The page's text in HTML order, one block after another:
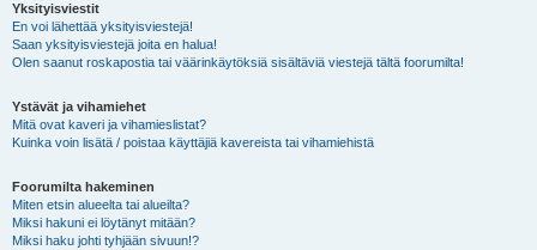
Yksityisviestit
En voi lähettää yksityisviestejä!
Saan yksityisviestejä joita en halua!
Olen saanut roskapostia tai väärinkäytöksiä sisältäviä viestejä tältä foorumilta!
Ystävät ja vihamiehet
Mitä ovat kaveri ja vihamieslistat?
Kuinka voin lisätä / poistaa käyttäjiä kavereista tai vihamiehistä
Foorumilta hakeminen
Miten etsin alueelta tai alueilta?
Miksi hakuni ei löytänyt mitään?
Miksi haku johti tyhjään sivuun!?